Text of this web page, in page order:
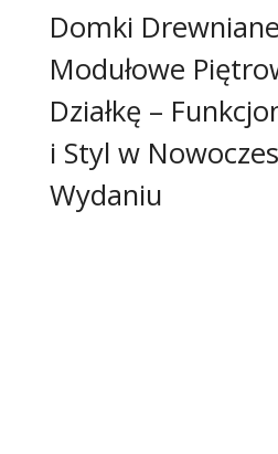
Domki Drewniane
Modułowe
Działkę –
i Styl w
Wydaniu